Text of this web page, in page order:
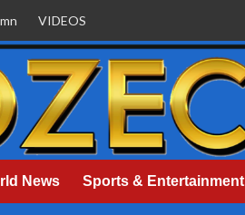
VIDEOS
News Sports & Entertainment